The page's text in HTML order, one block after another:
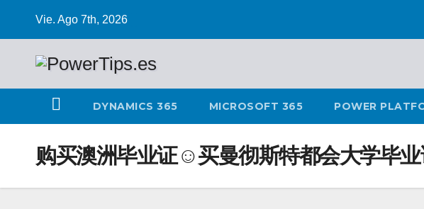
Vie. Ago 7th, 2026
DYNAMICS 365 MICROSOFT 365 POWER
购买澳洲毕业证☺买曼彻斯特都会大学毕